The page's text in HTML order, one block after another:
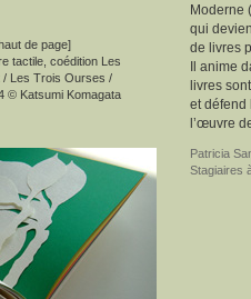
de page]
tactile, coédition Les
/ Les Trois Ourses /
© Katsumi Komagata
Moderne
qui
de livres
Il anime
livres
et défend
l’œuvre
Patricia
Stagiaires